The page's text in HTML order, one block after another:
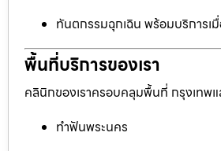
ทันตกรรมฉุกเฉิน พร้อมบริการเ
พื้นที่บริการของเรา
คลินิกของเราครอบคลุมพื้นที่ กรุงเทพ
ทำฟันพระนคร